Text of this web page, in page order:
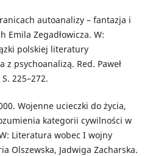
autoanalizy – fantazja i
Emila Zegadłowicza. W:
polskiej literatury
psychoanalizą. Red. Paweł
225–272.
Wojenne ucieczki do życia,
kategorii cywilności w
Literatura wobec I wojny
Olszewska, Jadwiga Zacharska.